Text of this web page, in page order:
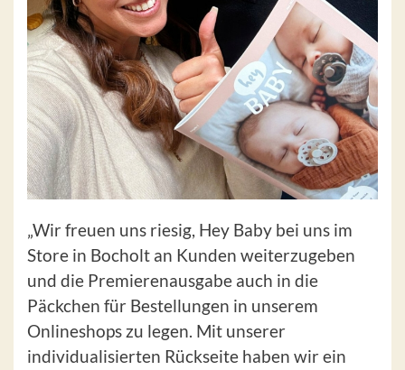
„Wir freuen uns riesig, Hey Baby bei uns im
Store in Bocholt an Kunden weiterzugeben
und die Premierenausgabe auch in die
Päckchen für Bestellungen in unserem
Onlineshops zu legen. Mit unserer
individualisierten Rückseite haben wir ein